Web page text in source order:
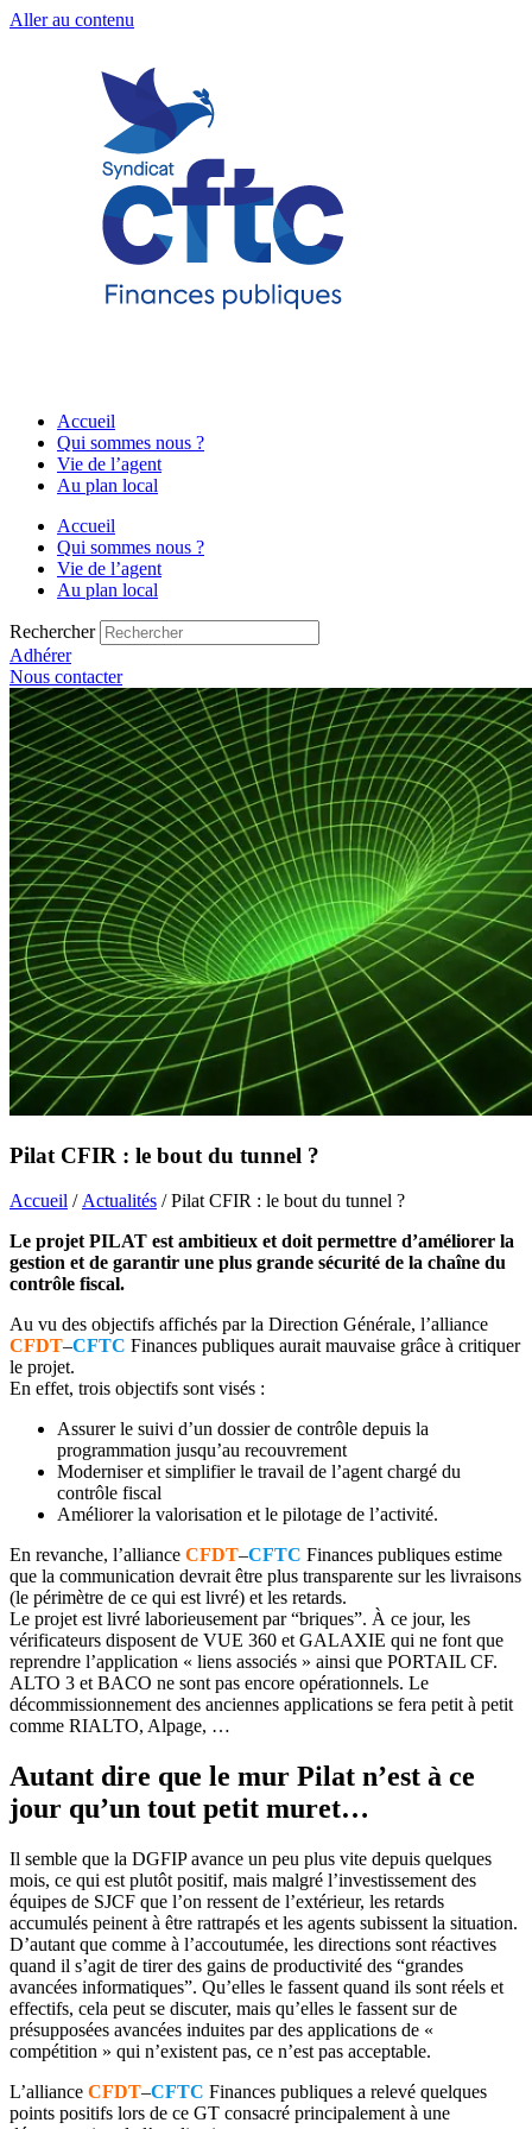
Aller au contenu
Accueil
Qui sommes nous ?
Vie de l’agent
Au plan local
Accueil
Qui sommes nous ?
Vie de l’agent
Au plan local
Rechercher
Adhérer
Nous contacter
Pilat CFIR : le bout du tunnel ?
Accueil /Actualités / Pilat CFIR : le bout du tunnel ?
Le projet PILAT est ambitieux et doit permettre d’améliorer la
gestion et de garantir une plus grande sécurité de la chaîne du
contrôle fiscal.
Au vu des objectifs affichés par la Direction Générale, l’alliance
CFDT–CFTC Finances publiques aurait mauvaise grâce à critiquer
le projet.
En effet, trois objectifs sont visés :
Assurer le suivi d’un dossier de contrôle depuis la
programmation jusqu’au recouvrement
Moderniser et simplifier le travail de l’agent chargé du
contrôle fiscal
Améliorer la valorisation et le pilotage de l’activité.
En revanche, l’alliance CFDT–CFTC Finances publiques estime
que la communication devrait être plus transparente sur les livraisons
(le périmètre de ce qui est livré) et les retards.
Le projet est livré laborieusement par “briques”. À ce jour, les
vérificateurs disposent de VUE 360 et GALAXIE qui ne font que
reprendre l’application « liens associés » ainsi que PORTAIL CF.
ALTO 3 et BACO ne sont pas encore opérationnels. Le
décommissionnement des anciennes applications se fera petit à petit
comme RIALTO, Alpage, …
Autant dire que le mur Pilat n’est à ce
jour qu’un tout petit muret…
Il semble que la DGFIP avance un peu plus vite depuis quelques
mois, ce qui est plutôt positif, mais malgré l’investissement des
équipes de SJCF que l’on ressent de l’extérieur, les retards
accumulés peinent à être rattrapés et les agents subissent la situation.
D’autant que comme à l’accoutumée, les directions sont réactives
quand il s’agit de tirer des gains de productivité des “grandes
avancées informatiques”. Qu’elles le fassent quand ils sont réels et
effectifs, cela peut se discuter, mais qu’elles le fassent sur de
présupposées avancées induites par des applications de «
compétition » qui n’existent pas, ce n’est pas acceptable.
L’alliance CFDT–CFTC Finances publiques a relevé quelques
points positifs lors de ce GT consacré principalement à une